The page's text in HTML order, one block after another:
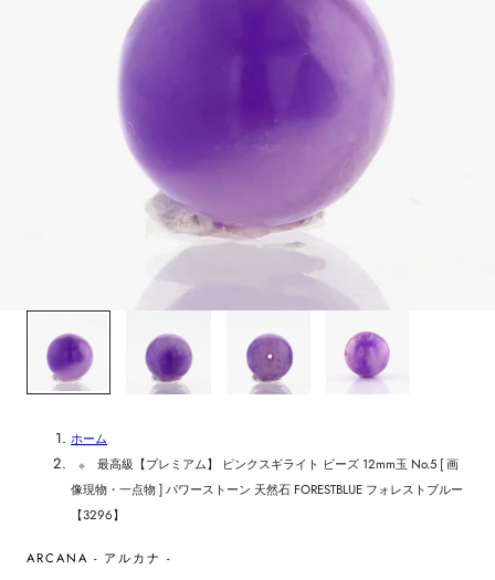
ホーム
最高級【プレミアム】 ピンクスギライト ビーズ 12mm玉 No.5 [ 画
像現物・一点物 ] パワーストーン 天然石 FORESTBLUE フォレストブルー
【3296】
ARCANA - アルカナ -